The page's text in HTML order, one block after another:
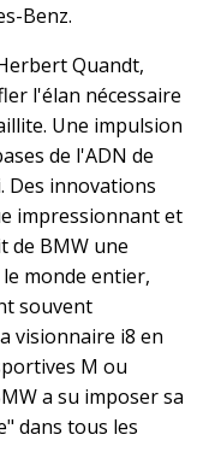
Benz.
Quandt,
l'élan nécessaire
Une impulsion
de l'ADN de
Des innovations
impressionnant et
de BMW une
monde entier,
souvent
visionnaire i8 en
M ou
a su imposer sa
dans tous les